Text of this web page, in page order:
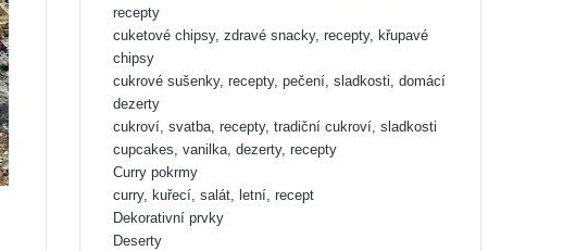
recepty
cuketové chipsy, zdravé snacky, recepty, křupavé
chipsy
cukrové sušenky, recepty, pečení, sladkosti, domácí
dezerty
cukroví, svatba, recepty, tradiční cukroví, sladkosti
cupcakes, vanilka, dezerty, recepty
Curry pokrmy
curry, kuřecí, salát, letní, recept
Dekorativní prvky
Deserty